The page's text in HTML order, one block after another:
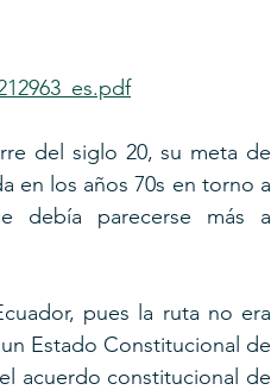
del siglo 20, su meta de
en los años 70s en torno a
debía parecerse más a
pues la ruta no era
Estado Constitucional de
acuerdo constitucional de